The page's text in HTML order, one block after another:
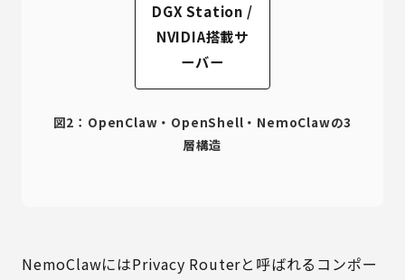
DGX Station /
NVIDIA搭載サ
ーバー
図2：OpenClaw・OpenShell・NemoClawの3
層構造
NemoClawにはPrivacy Routerと呼ばれるコンポー